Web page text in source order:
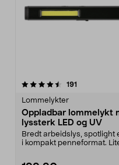
191
Lommelykter
Oppladbar lommelykt
lyssterk LED og UV
Bredt arbeidslys, spotlight
i kompakt penneformat.
4.0 av 5 stjerner